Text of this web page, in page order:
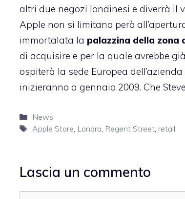
altri due negozi londinesi e diverrà il
Apple non si limitano però
immortalata la palazzina della zona
di acquisire e per la quale avrebbe
ospiterà la sede Europea
inizieranno a gennaio 2009. Che
Categorie
News
Tag
Apple Store Londra Regent Street, retail
Lascia un commento